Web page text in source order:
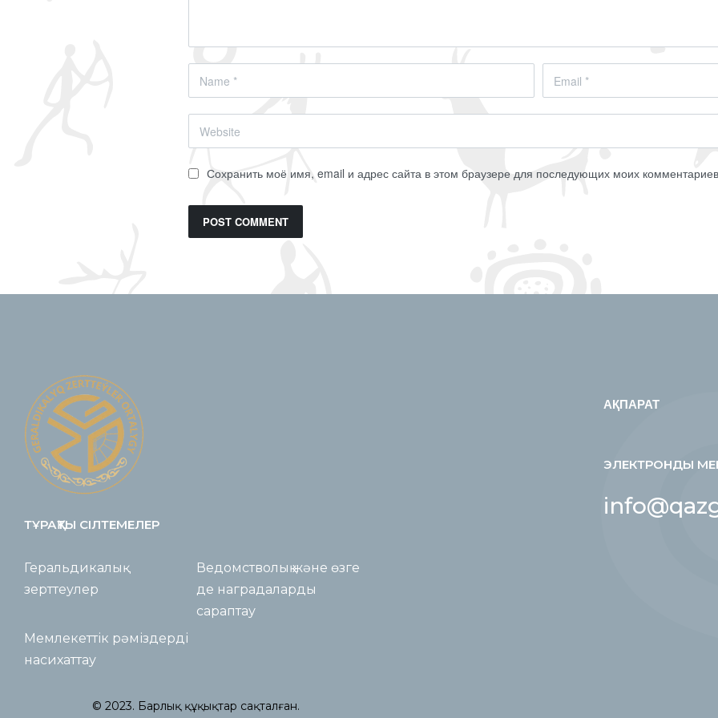
Сохранить моё имя, email и адрес сайта в этом браузере для последующих моих
ТҰРАҚТЫ СІЛТЕМЕЛЕР
Геральдикалық
зерттеулер
Ведомстволық және өзге
де наградаларды
сараптау
Мемлекеттік рәміздерді
насихаттау
АҚПАРАТ
ЭЛЕКТРОНДЫ
© 2023. Барлық құқықтар сақталған.